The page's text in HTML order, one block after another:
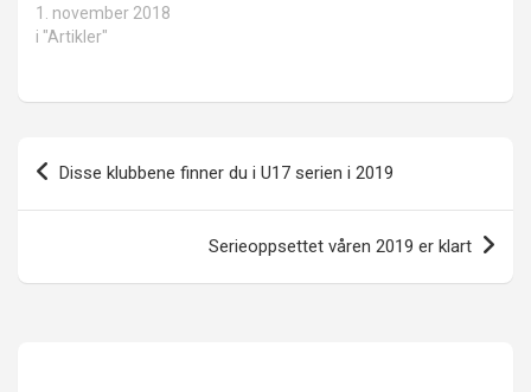
1. november 2018
i "Artikler"
Innleggsnavigasjon
Disse klubbene finner du i U17 serien i 2019
Serieoppsettet våren 2019 er klart